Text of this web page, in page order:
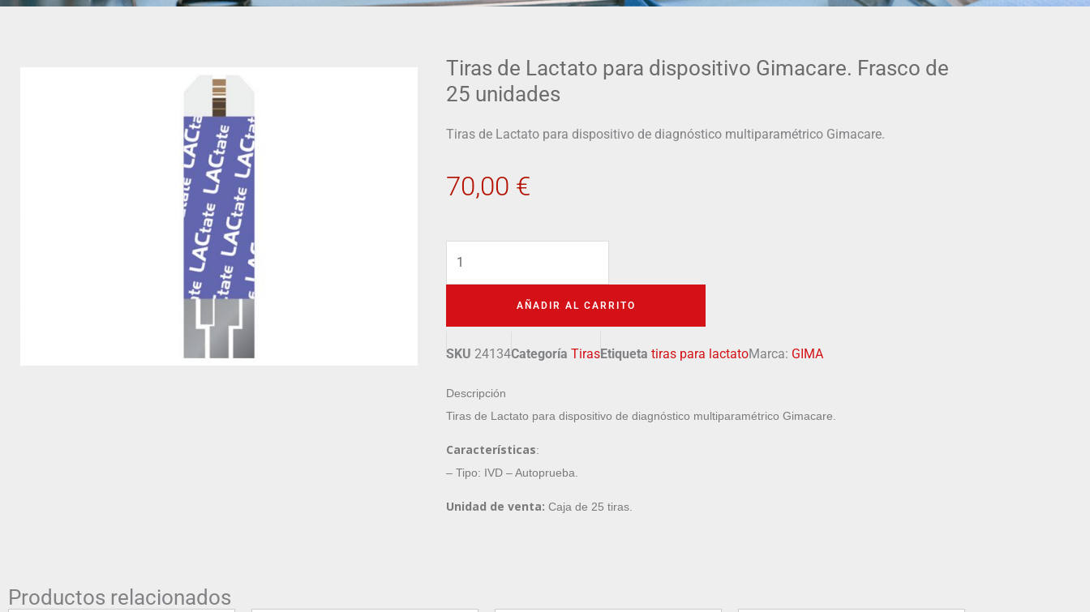
Tiras de Lactato para dispositivo Gimacare. Frasco de
25 unidades
Tiras de Lactato para dispositivo de diagnóstico multiparamétrico Gimacare.
70,00 €
Frasco
de
unidades
cantidad
AÑADIR AL CARRITO
SKU 24134Categoría TirasEtiqueta tiras para lactatoMarca: GIMA
Descripción
Tiras de Lactato para dispositivo de diagnóstico multiparamétrico Gimacare.
Características:
– Tipo: IVD – Autoprueba.
Unidad de venta: Caja de 25 tiras.
Productos relacionados